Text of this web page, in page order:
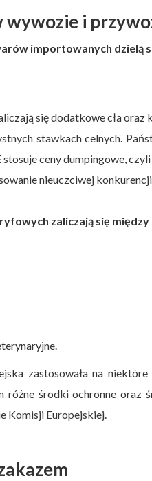
wywozie i
importowanych dzielą
się dodatkowe cła
stawkach celnych.
ceny dumpingowe,
nieuczciwej
zaliczają się między
zastosowała na
różne środki ochronne oraz
Komisji Europejskiej.